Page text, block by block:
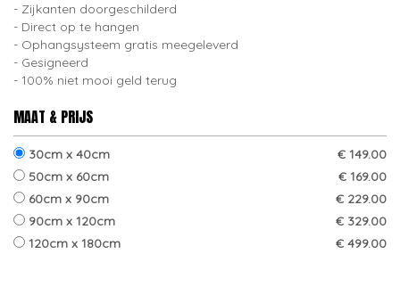
Zijkanten doorgeschilderd
Direct op te hangen
Ophangsysteem gratis meegeleverd
Gesigneerd
100% niet mooi geld terug
MAAT & PRIJS
30cm x 40cm
€ 149.00
50cm x 60cm
€ 169.00
60cm x 90cm
€ 229.00
90cm x 120cm
€ 329.00
120cm x 180cm
€ 499.00